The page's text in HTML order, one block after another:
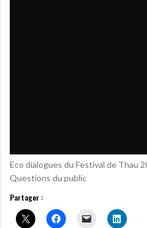
Eco dialogues du Festival de Thau
Questions du public
Partager :